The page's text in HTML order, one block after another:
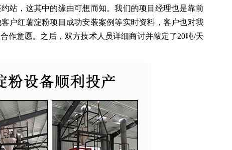
站，这其中的缘由可想而知。我们的项目经理也是靠前
户红薯淀粉项目成功安装案例等实时资料，客户也对我
作意愿。之后，双方技术人员详细商讨并敲定了20吨/天